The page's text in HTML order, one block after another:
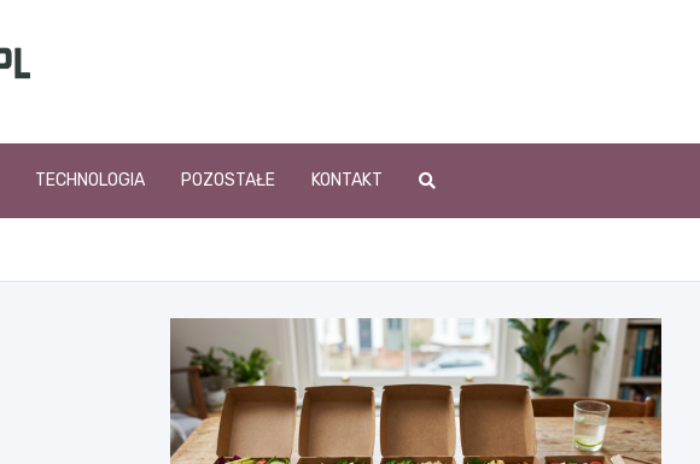
TECHNOLOGIA POZOSTAŁE KONTAKT